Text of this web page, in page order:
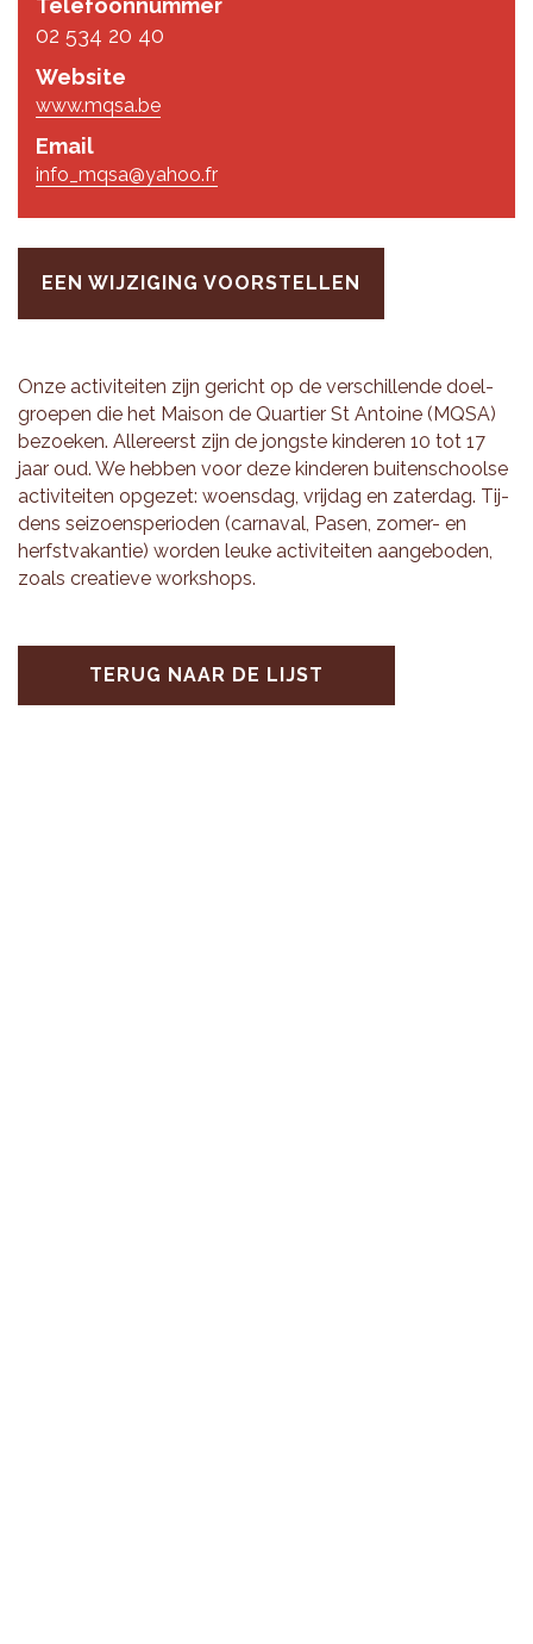
Telefoonnummer
02 534 20 40
Website
www.mqsa.be
Email
info_mqsa@yahoo.fr
EEN WIJZIGING VOORSTELLEN
Onze ac­ti­vi­tei­ten zijn ge­richt op de ver­schil­len­de doel­
groe­pen die het Mai­son de Quar­tier St An­toi­ne (MQSA)
be­zoe­ken. Al­ler­eerst zijn de jong­ste kin­de­ren 10 tot 17
jaar oud. We heb­ben voor deze kin­de­ren bui­ten­school­se
ac­ti­vi­tei­ten op­ge­zet: woens­dag, vrij­dag en za­ter­dag. Tij­
dens sei­zoens­pe­ri­o­den (car­na­val, Pasen, zomer- en
herfst­va­kan­tie) wor­den leuke ac­ti­vi­tei­ten aan­ge­bo­den,
zoals cre­a­tie­ve work­shops.
TERUG NAAR DE LIJST